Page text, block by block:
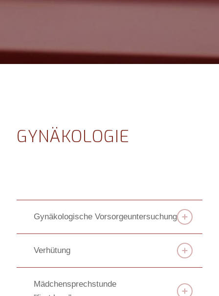
GYNÄKOLOGIE
Gynäkologische Vorsorge­untersuchung
Verhütung
Mädchen­sprechstunde